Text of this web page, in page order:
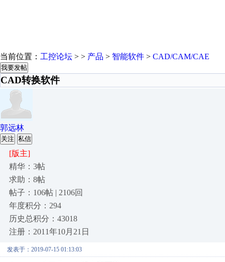
当前位置： 工控论坛 > > 产品 > 智能软件 > CAD/CAM/CAE
我要发帖
CAD转换软件
郭远林
关注 私信
[版主]
精华：3帖
求助：8帖
帖子：106帖 | 2106回
年度积分：294
历史总积分：43018
注册：2011年10月21日
发表于：2019-07-15 01:13:03